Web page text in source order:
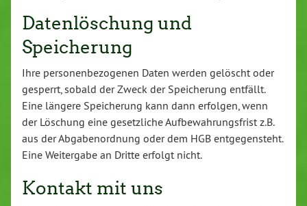
Datenlöschung und
Speicherung
Ihre personenbezogenen Daten werden gelöscht oder
gesperrt, sobald der Zweck der Speicherung entfällt.
Eine längere Speicherung kann dann erfolgen, wenn
der Löschung eine gesetzliche Aufbewahrungsfrist z.B.
aus der Abgabenordnung oder dem HGB entgegensteht.
Eine Weitergabe an Dritte erfolgt nicht.
Kontakt mit uns